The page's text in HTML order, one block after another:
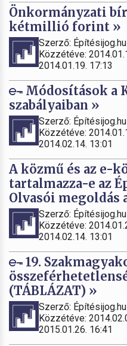
Önkormányzati
kétmillió forint »
Szerző: Építésijog.hu
Közzétéve:
2014.01.19. 17:13
Módosítások a
szabályaiban »
Szerző: Építésijog.hu
Közzétéve:
2014.02.14. 13:01
A közmű és az e-
tartalmazza-e az
Olvasói megoldás
Szerző: Építésijog.hu
Közzétéve:
2014.02.14. 13:01
19.
(TÁBLÁZAT) »
Szerző: Építésijog.hu
Közzétéve:
2015.01.26. 16:41